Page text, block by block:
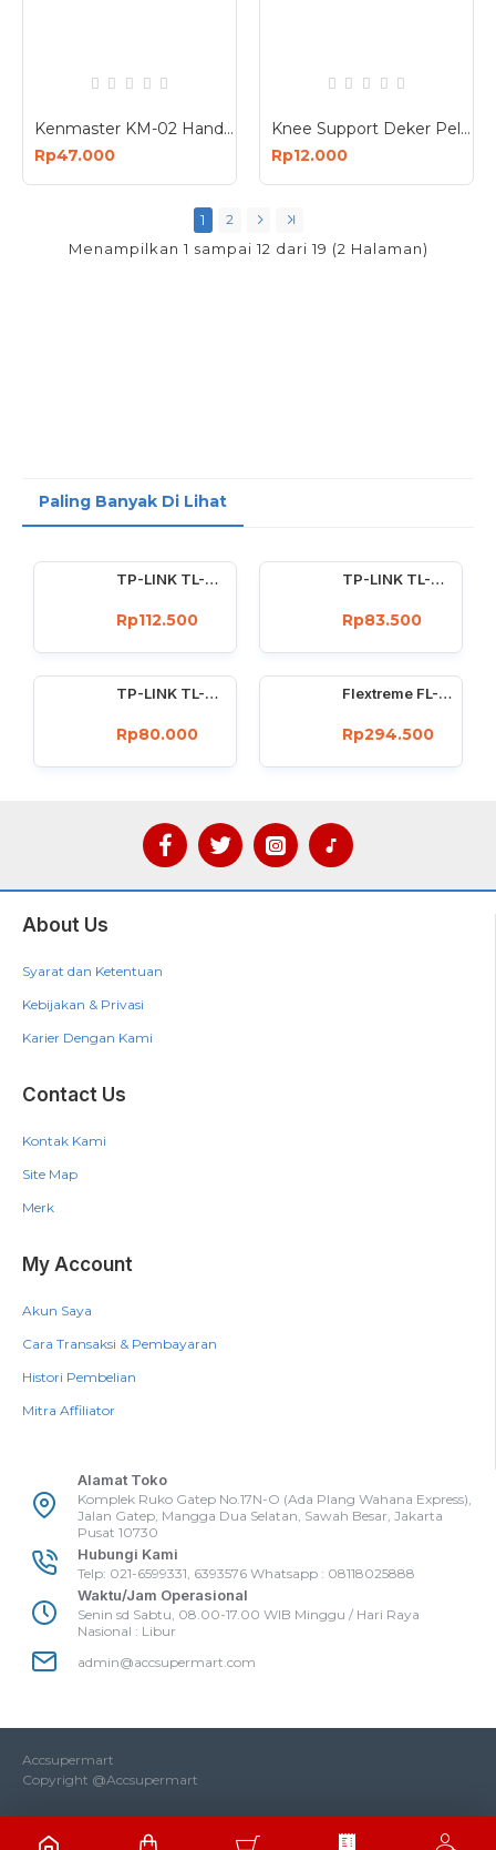
Kenmaster KM-02 Hand Pump Yellow - Pompa Angin Tabung Manual
Rp47.000
Knee Support Deker Pelindung Lutut 6606
Rp12.000
1 2
Menampilkan 1 sampai 12 dari 19 (2 Halaman)
Paling Banyak Di Lihat
TP-LINK TL-WN722N Wireless USB Adapter 150 Mbps High Gain 4dBi
Rp112.500
TP-LINK TL-WN727N 150Mbps Wireless USB Adapter 150 Mbps
Rp83.500
TP-LINK TL-WN725N : 150Mbps wireless N Nano USB adapter
Rp80.000
Flextreme FL-8110GMA-11-5-AS Media Converter Dual Core Gigabit Multimode 550 Meter
Rp294.500
About Us
Syarat dan Ketentuan
Kebijakan & Privasi
Karier Dengan Kami
Contact Us
Kontak Kami
Site Map
Merk
My Account
Akun Saya
Cara Transaksi & Pembayaran
Histori Pembelian
Mitra Affiliator
Alamat Toko
Komplek Ruko Gatep No.17N-O (Ada Plang Wahana Express),
Jalan Gatep, Mangga Dua Selatan, Sawah Besar, Jakarta
Pusat 10730
Hubungi Kami
Telp: 021-6599331, 6393576 Whatsapp : 08118025888
Waktu/Jam Operasional
Senin sd Sabtu, 08.00-17.00 WIB Minggu / Hari Raya
Nasional : Libur
admin@accsupermart.com
Accsupermart
Copyright @Accsupermart